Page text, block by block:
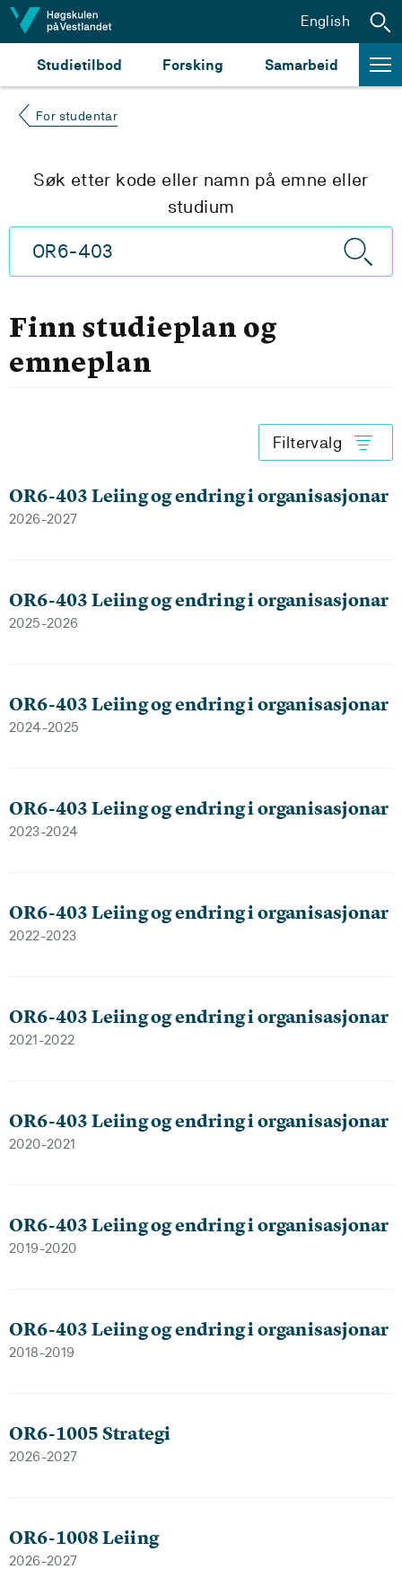
Hopp til innhald
Studietilbod Forsking Samarbeid
English
For studentar
Søk etter kode eller namn på emne eller
studium
Finn studieplan og
emneplan
Filtervalg
OR6-403 Leiing og endring i organisasjonar
2026-2027
OR6-403 Leiing og endring i organisasjonar
2025-2026
OR6-403 Leiing og endring i organisasjonar
2024-2025
OR6-403 Leiing og endring i organisasjonar
2023-2024
OR6-403 Leiing og endring i organisasjonar
2022-2023
OR6-403 Leiing og endring i organisasjonar
2021-2022
OR6-403 Leiing og endring i organisasjonar
2020-2021
OR6-403 Leiing og endring i organisasjonar
2019-2020
OR6-403 Leiing og endring i organisasjonar
2018-2019
OR6-1005 Strategi
2026-2027
OR6-1008 Leiing
2026-2027